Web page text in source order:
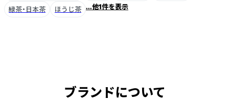
緑茶・日本茶
ほうじ茶 ...他1件を表示
ブランドについて